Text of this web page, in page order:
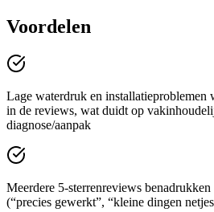
Voordelen
Lage waterdruk en installatieproblemen
in de reviews, wat duidt op
diagnose/aanpak
Meerdere 5-sterrenreviews
(“precies gewerkt”, “kleine dingen